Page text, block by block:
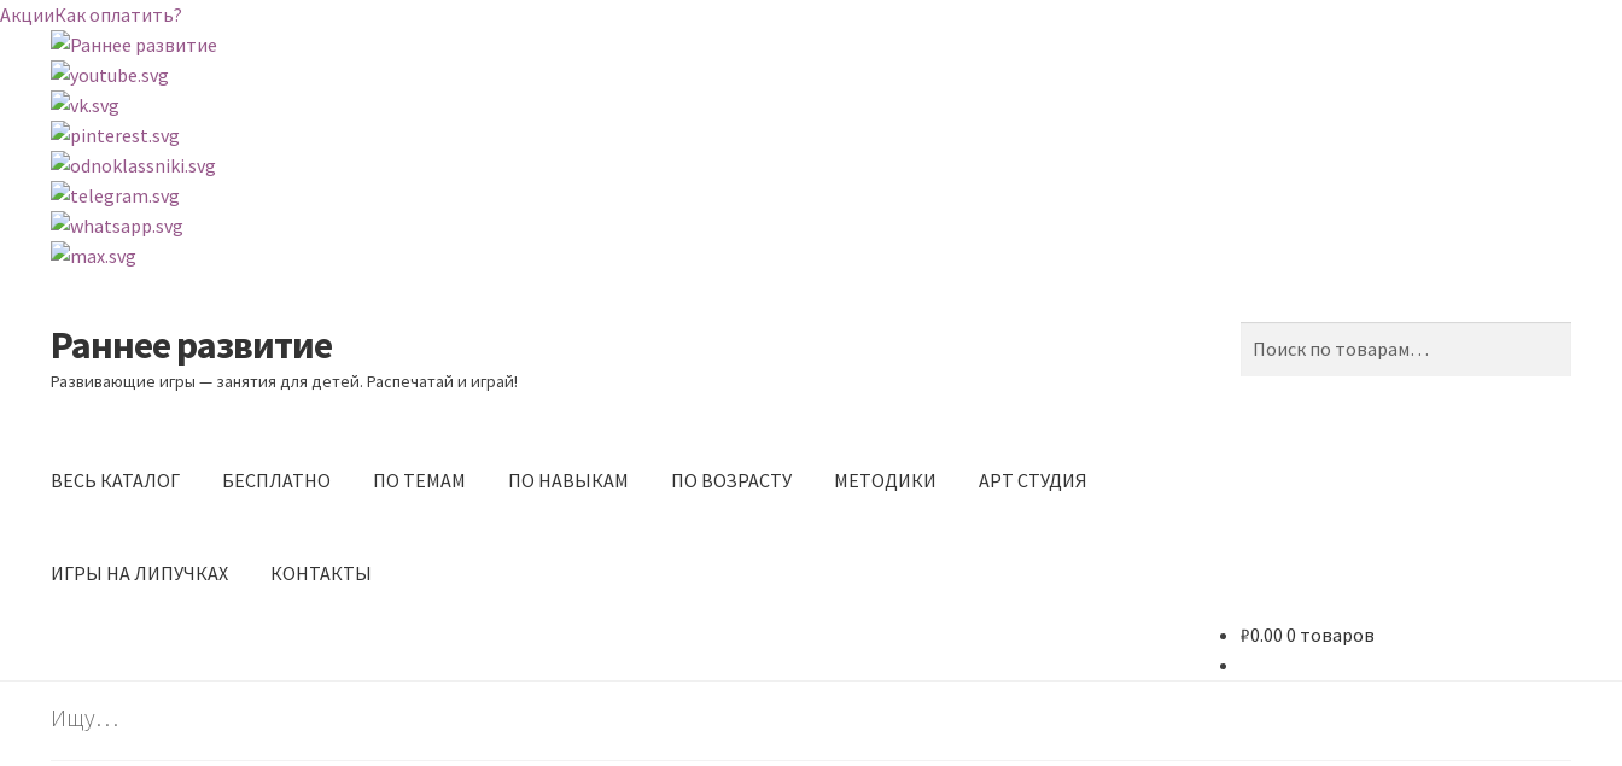
АкцииКак оплатить?
Перейти
к
навигации
Перейти
к
содержимому
Раннее развитие
Развивающие игры — занятия для детей. Распечатай и играй!
ВЕСЬ КАТАЛОГ БЕСПЛАТНО ПО ТЕМАМ ПО НАВЫКАМ ПО ВОЗРАСТУ МЕТОДИКИ АРТ СТУДИЯ
ИГРЫ НА ЛИПУЧКАХ КОНТАКТЫ
₽0.00 0 товаров
Ищу…